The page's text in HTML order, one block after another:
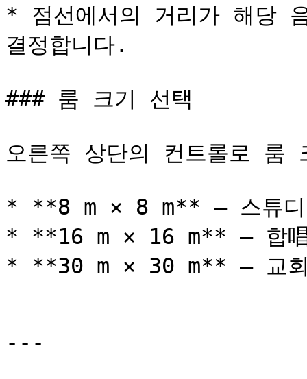
* 점선에서의 거리가 해당
결정합니다.
### 룸 크기 선택
오른쪽 상단의 컨트롤로 룸
* **8 m × 8 m** — 스튜
* **16 m × 16 m** — 합
* **30 m × 30 m** — 교
---